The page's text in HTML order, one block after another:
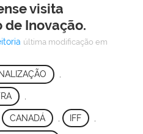
visita
de Inovação.
última modificação em
,
CANADÁ IFF